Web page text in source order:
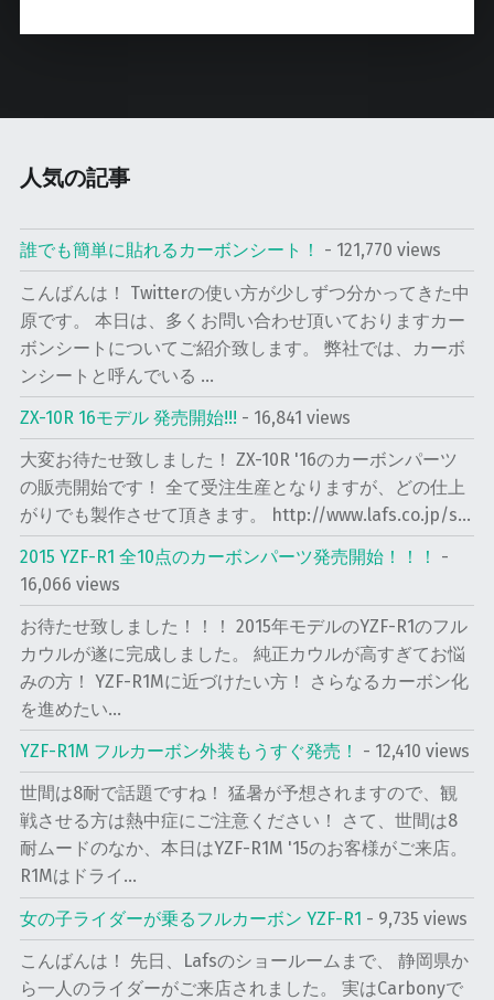
カ
ー
ボ
ン
メ
タ
ー
フ
レ
ー
ム
限
定
販
売
つ
い
て
"
人気の記事
誰でも簡単に貼れるカーボンシート！ - 121,770 views
こんばんは！ Twitterの使い方が少しずつ分かってきた中
原です。 本日は、多くお問い合わせ頂いておりますカー
ボンシートについてご紹介致します。 弊社では、カーボ
ンシートと呼んでいる ...
ZX-10R 16モデル 発売開始!!! - 16,841 views
大変お待たせ致しました！ ZX-10R '16のカーボンパーツ
の販売開始です！ 全て受注生産となりますが、どの仕上
がりでも製作させて頂きます。 http://www.lafs.co.jp/s...
2015 YZF-R1 全10点のカーボンパーツ発売開始！！！
-
16,066 views
お待たせ致しました！！！ 2015年モデルのYZF-R1のフル
カウルが遂に完成しました。 純正カウルが高すぎてお悩
みの方！ YZF-R1Mに近づけたい方！ さらなるカーボン化
を進めたい...
YZF-R1M フルカーボン外装もうすぐ発売！ - 12,410 views
世間は8耐で話題ですね！ 猛暑が予想されますので、観
戦させる方は熱中症にご注意ください！ さて、世間は8
耐ムードのなか、本日はYZF-R1M '15のお客様がご来店。
R1Mはドライ...
女の子ライダーが乗るフルカーボン YZF-R1 - 9,735 views
こんばんは！ 先日、Lafsのショールームまで、 静岡県か
ら一人のライダーがご来店されました。 実はCarbonyで